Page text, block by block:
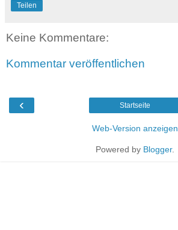
Teilen
Keine Kommentare:
Kommentar veröffentlichen
‹ Startseite
Web-Version anzeigen
Powered by Blogger.